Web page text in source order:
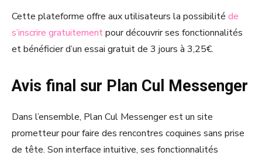
Cette plateforme offre aux utilisateurs la possibilité de
s’inscrire gratuitementpour découvrir ses fonctionnalités
et bénéficier d’un essai gratuit de 3 jours à 3,25€.
Avis final sur Plan Cul Messenger
Dans l’ensemble, Plan Cul Messenger est un site
prometteur pour faire des rencontres coquines sans prise
de tête. Son interface intuitive, ses fonctionnalités